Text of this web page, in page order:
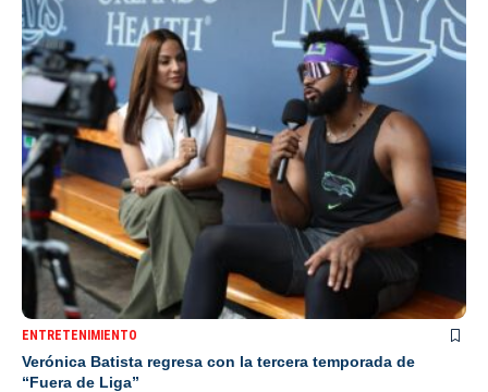
ENTRETENIMIENTO
Verónica Batista regresa con la tercera temporada de
“Fuera de Liga”